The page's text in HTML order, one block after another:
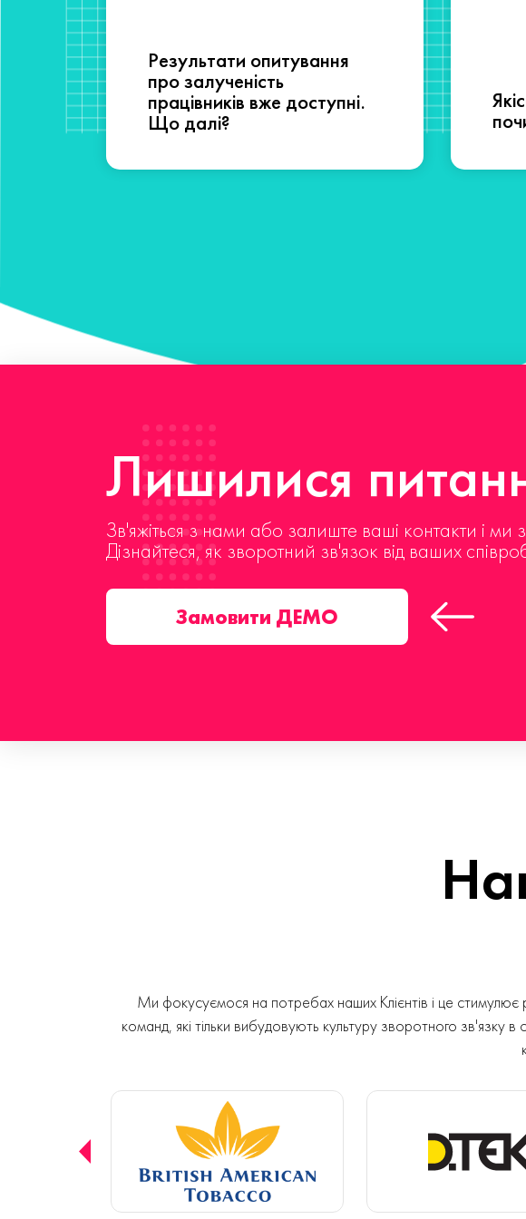
Результати опитування
про залученість
працівників вже доступні.
Що далі?
Лишилися
Зв'яжіться з нами або залиште ваші контакти і ми
Дізнайтеся, як зворотний зв'язок від ваших
Замовити ДЕМО
Ми фокусуємося на потребах наших Клієнтів і це
команд, які тільки вибудовують культуру зворотного зв'язку в